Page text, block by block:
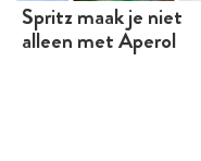
Spritz maak je niet
alleen met Aperol